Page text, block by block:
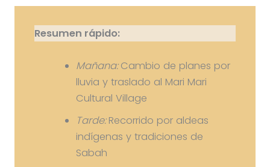
Resumen rápido:
Mañana:Cambio de planes por
lluvia y traslado al Mari Mari
Cultural Village
Tarde:Recorrido por aldeas
indígenas y tradiciones de
Sabah